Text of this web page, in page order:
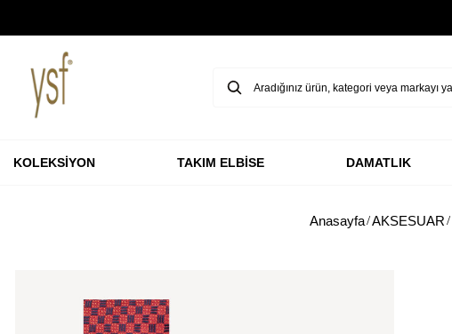
KOLEKSİYON TAKIM ELBİSE DAMATLIK
Anasayfa AKSESUAR